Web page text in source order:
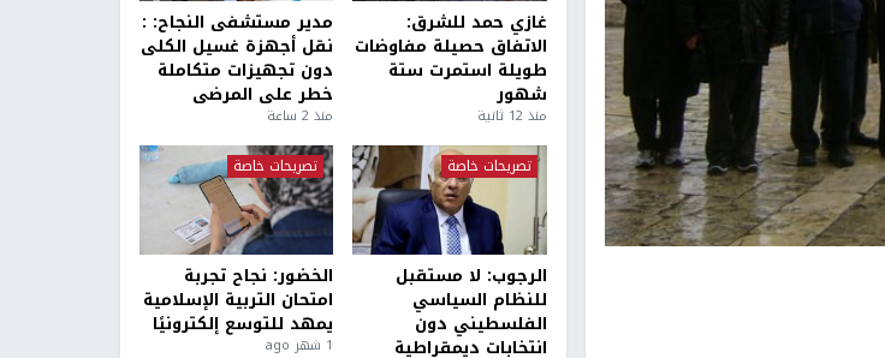
غازي حمد للشرق:
الاتفاق حصيلة مفاوضات
طويلة استمرت ستة
شهور
منذ 12 ثانية
مدير مستشفى النجاح: :
نقل أجهزة غسيل الكلى
دون تجهيزات متكاملة
خطر على المرضى
منذ 2 ساعة
تصريحات خاصة
الرجوب: لا مستقبل
للنظام السياسي
الفلسطيني دون
انتخابات ديمقراطية
تصريحات خاصة
الخضور: نجاح تجربة
امتحان التربية الإسلامية
يمهد للتوسع إلكترونيًا
1 شهر ago